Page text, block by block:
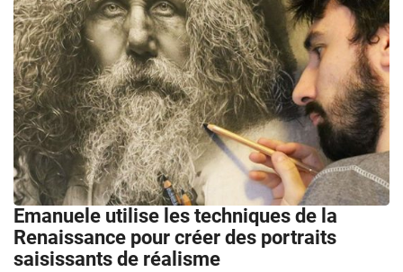
Emanuele utilise les techniques de la
Renaissance pour créer des portraits
saisissants de réalisme